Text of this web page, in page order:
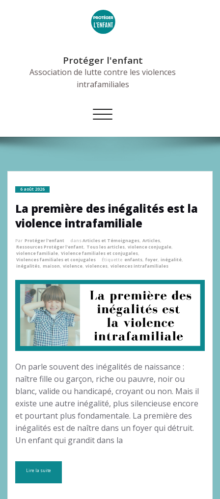
Protéger l'enfant
Association de lutte contre les violences
intrafamiliales
Afficher/masquer
la
6 août 2026
La première des inégalités est la
violence intrafamiliale
Par Protéger l'enfant dansArticles et Témoignages, Articles,
Ressources Protéger l'enfant, Tous les articles, violence conjugale,
violence familiale, Violence familiales et conjugales,
Violences familiales et conjugales
Étiquette enfants, foyer, inégalité,
inégalités, maison, violence, violences, violences intrafamiliales
On parle souvent des inégalités de naissance :
naître fille ou garçon, riche ou pauvre, noir ou
blanc, valide ou handicapé, croyant ou non. Mais il
existe une autre inégalité, plus silencieuse encore
et pourtant plus fondamentale. La première des
inégalités est de naître dans un foyer qui détruit.
Un enfant qui grandit dans la
Lire la suite